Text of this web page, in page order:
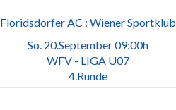
Floridsdorfer AC : Wiener Sportklub
So. 20.September 09:00h
WFV - LIGA U07
4.Runde